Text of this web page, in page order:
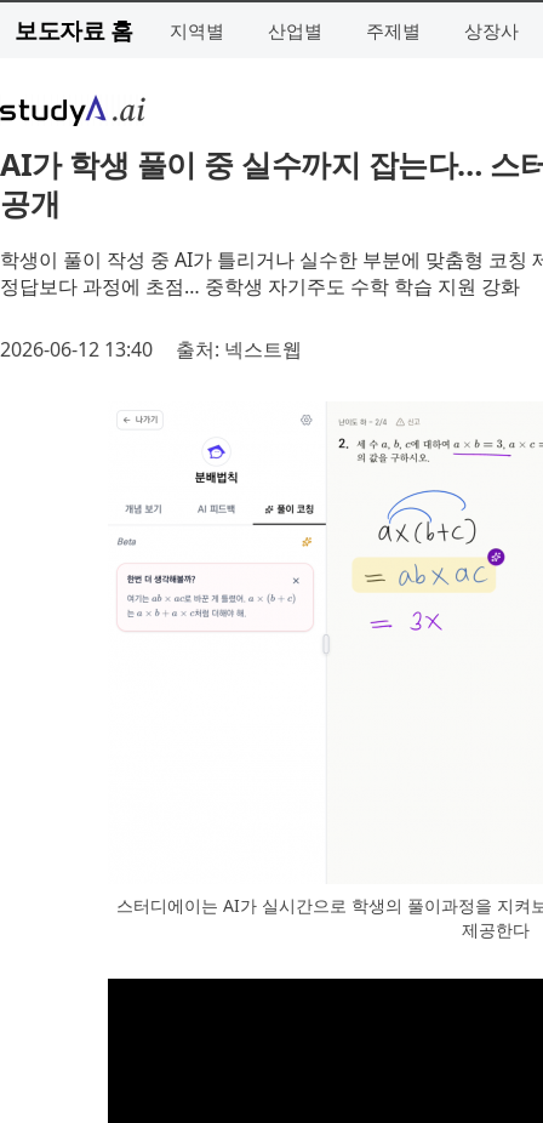
보도자료 홈 지역별 산업별 주제별 상장사
AI가 학생 풀이 중 실수까지 잡는다… 스
공개
학생이 풀이 작성 중 AI가 틀리거나 실수한 부분에 맞춤형 코칭
정답보다 과정에 초점… 중학생 자기주도 수학 학습 지원 강화
2026-06-12 13:40 출처: 넥스트웹
스터디에이는 AI가 실시간으로 학생의 풀이과정을 지
제공한다